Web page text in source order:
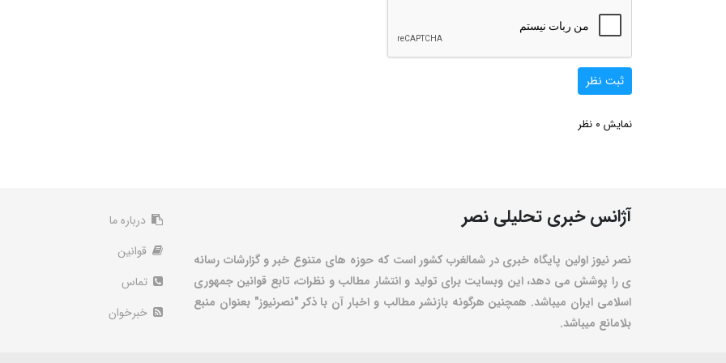
ثبت نظر
نمایش 0 نظر
آژانس خبری تحلیلی نصر
نصر نیوز اولین پایگاه خبری در شمالغرب کشور است که حوزه های متنوع خبر و گزارشات رسانه
ی را پوشش می دهد، این وبسایت برای تولید و انتشار مطالب و نظرات، تابع قوانین جمهوری
اسلامی ایران میباشد. همچنین هرگونه بازنشر مطالب و اخبار آن با ذکر "نصرنیوز" بعنوان منبع
بلامانع میباشد.
درباره ما
قوانین
تماس
خبرخوان